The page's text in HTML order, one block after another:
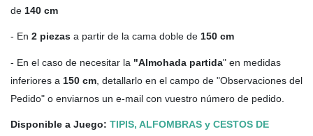
de 140 cm
- En 2 piezas a partir de la cama doble de 150 cm
- En el caso de necesitar la "Almohada partida" en medidas
inferiores a 150 cm , detallarlo en el campo de "Observaciones del
Pedido" o enviarnos un e-mail con vuestro número de pedido.
Disponible a Juego: TIPIS, ALFOMBRAS y CESTOS DE